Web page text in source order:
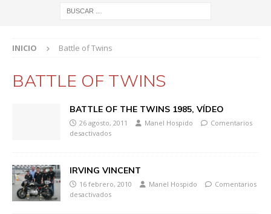
INICIO Battle of Twins
BATTLE OF TWINS
BATTLE OF THE TWINS 1985, VÍDEO
26 agosto, 2011 Manel Hospido
Comentarios
desactivados
IRVING VINCENT
16 febrero, 2010 Manel Hospido
Comentarios
desactivados